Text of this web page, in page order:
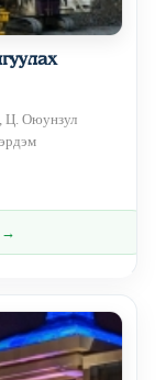
Ц. Оюунзул